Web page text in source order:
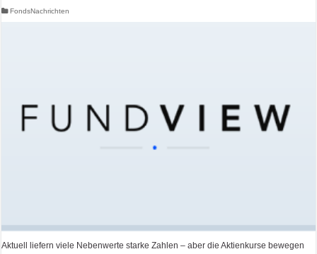
FondsNachrichten
Aktuell liefern viele Nebenwerte starke Zahlen – aber die Aktienkurse bewegen